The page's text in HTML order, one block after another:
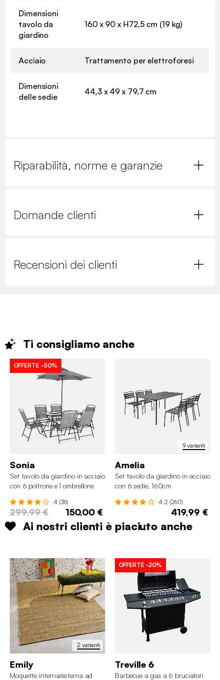
Dimensioni
tavolo da
giardino
160 x 90 x H72,5 cm (19 kg)
Acciaio Trattamento per elettroforesi
Dimensioni
delle sedie
44,3 x 49 x 79,7 cm
Riparabilità, norme e garanzie
Domande clienti
Recensioni dei clienti
Ti consigliamo anche
OFFERTE -50%
Sonia
Set tavolo da giardino in acciaio
con 6 poltrone e 1 ombrellone
4 (36)
299,99 € 150,00 €
9 varianti
Amelia
Set tavolo da giardino in acciaio
con 6 sedie, 160cm
4.2 (260)
419,99 €
Ai nostri clienti è piaciuto anche
2 varianti
Emily
Moquette interna/esterna ad
OFFERTE -20%
Treville 6
Barbecue a gas a 6 bruciatori